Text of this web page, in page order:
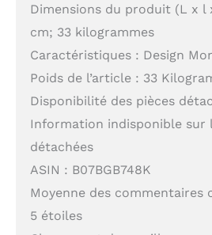
Dimensions du produit (L x l
cm; 33 kilogrammes
Caractéristiques : Design
Poids de l’article : 33
Disponibilité des pièces
Information indisponible sur
détachées
ASIN : B07BGB748K
Moyenne des commentaires
5 étoiles